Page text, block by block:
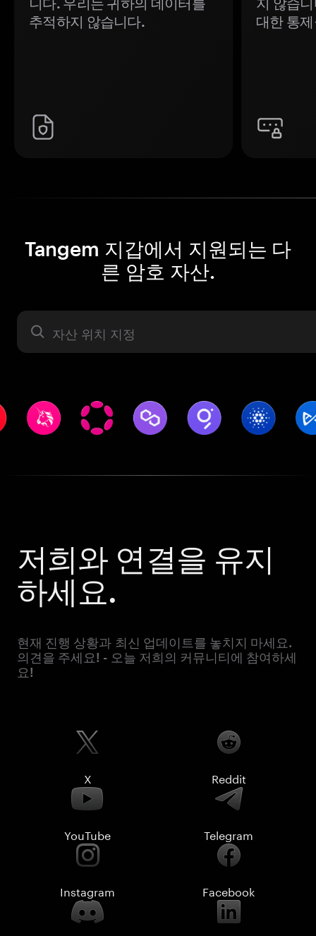
추적하지 않습니다.
대한 통
Tangem 지갑에서 지원되는 다
른 암호 자산.
자산 라벨
저희와 연결을 유지
하세요.
현재 진행 상황과 최신 업데이트를 놓치지 마세요.
의견을 주세요! - 오늘 저희의 커뮤니티에 참여하세
요!
X Reddit
YouTube Telegram
Instagram Facebook